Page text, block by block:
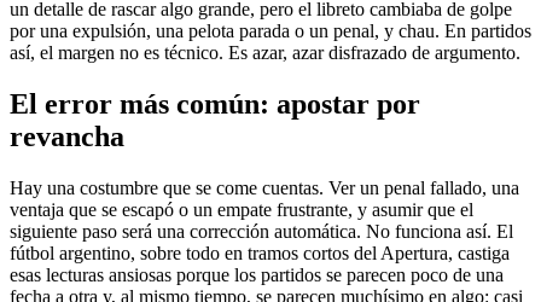
un detalle de rascar algo grande, pero el libreto cambiaba de golpe
por una expulsión, una pelota parada o un penal, y chau. En partidos
así, el margen no es técnico. Es azar, azar disfrazado de argumento.
El error más común: apostar por
revancha
Hay una costumbre que se come cuentas. Ver un penal fallado, una
ventaja que se escapó o un empate frustrante, y asumir que el
siguiente paso será una corrección automática. No funciona así. El
fútbol argentino, sobre todo en tramos cortos del Apertura, castiga
esas lecturas ansiosas porque los partidos se parecen poco de una
fecha a otra y, al mismo tiempo, se parecen muchísimo en algo: casi